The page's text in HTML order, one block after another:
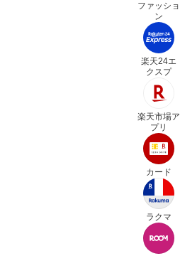
ファッショ
ン
楽天24エ
クスプ
楽天市場ア
プリ
カード
ラクマ